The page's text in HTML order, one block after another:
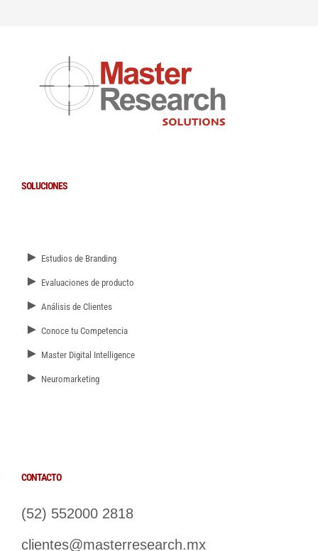
SOLUCIONES
► Estudios de Branding
► Evaluaciones de producto
► Análisis de Clientes
► Conoce tu Competencia
► Master Digital Intelligence
► Neuromarketing
CONTACTO
(52) 552000 2818
clientes@masterresearch.mx